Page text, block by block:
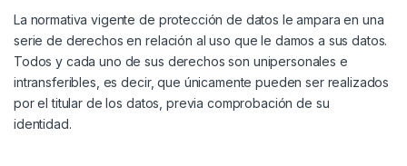
La normativa vigente de protección de datos le ampara en una
serie de derechos en relación al uso que le damos a sus datos.
Todos y cada uno de sus derechos son unipersonales e
intransferibles, es decir, que únicamente pueden ser realizados
por el titular de los datos, previa comprobación de su
identidad.